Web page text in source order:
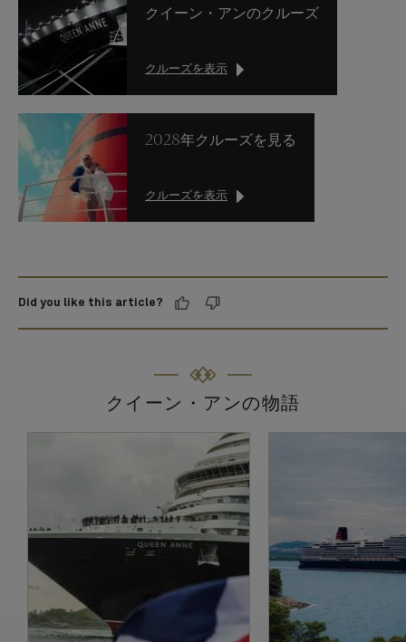
クイーン・アンのクルーズ
クルーズを表示
2028年クルーズを見る
クルーズを表示
Did you like this article?
クイーン・アンの物語